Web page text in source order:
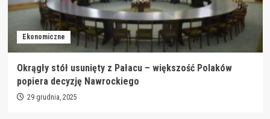
Ekonomiczne
Okrągły stół usunięty z Pałacu – większość Polaków
popiera decyzję Nawrockiego
29 grudnia, 2025